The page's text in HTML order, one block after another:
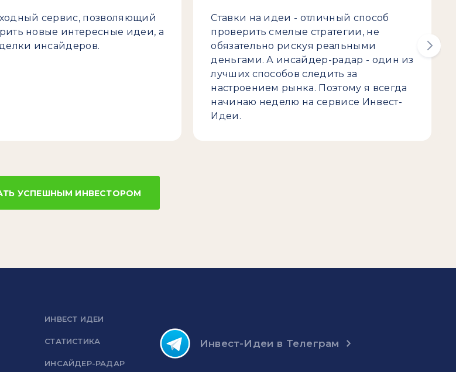
сервис, позволяющий
новые интересные идеи, а
инсайдеров.
Ставки на идеи - отличный способ
проверить смелые стратегии, не
обязательно рискуя реальными
деньгами. А инсайдер-радар - один из
лучших способов следить за
настроением рынка. Поэтому я всегда
начинаю неделю на сервисе Инвест-
Идеи.
УСПЕШНЫМ ИНВЕСТОРОМ
Инвест-Идеи в Телеграм
ИНВЕСТ ИДЕИ
СТАТИСТИКА
ИНСАЙДЕР-РАДАР